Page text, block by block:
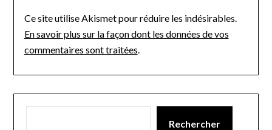
Ce site utilise Akismet pour réduire les indésirables.
En savoir plus sur la façon dont les données de vos
commentaires sont traitées
Rechercher